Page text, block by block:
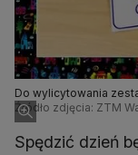
Do wylicytowania
Źródło zdjęcia: ZTM
Spędzić dzień